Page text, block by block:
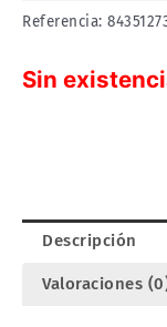
Referencia:
Sin
Descripción
Valoraciones